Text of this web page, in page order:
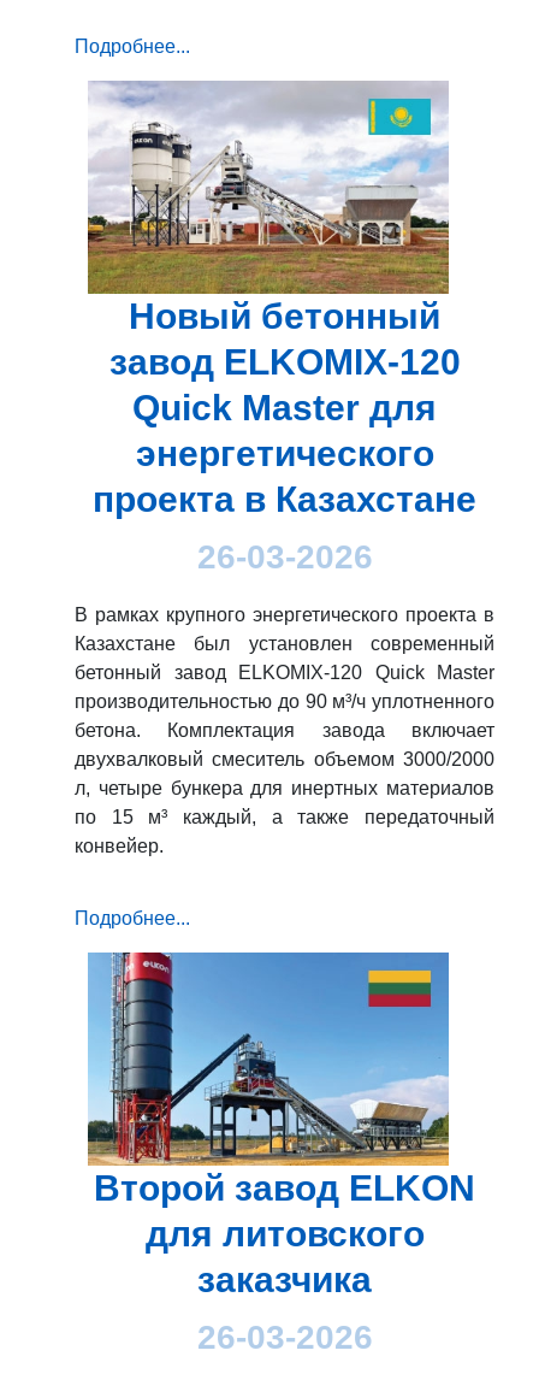
Подробнее...
Новый бетонный
завод ELKOMIX-120
Quick Master для
энергетического
проекта в Казахстане
26-03-2026
В рамках крупного энергетического проекта в
Казахстане был установлен современный
бетонный завод ELKOMIX-120 Quick Master
производительностью до 90 м³/ч уплотненного
бетона. Комплектация завода включает
двухвалковый смеситель объемом 3000/2000
л, четыре бункера для инертных материалов
по 15 м³ каждый, а также передаточный
конвейер.
Подробнее...
Второй завод ELKON
для литовского
заказчика
26-03-2026